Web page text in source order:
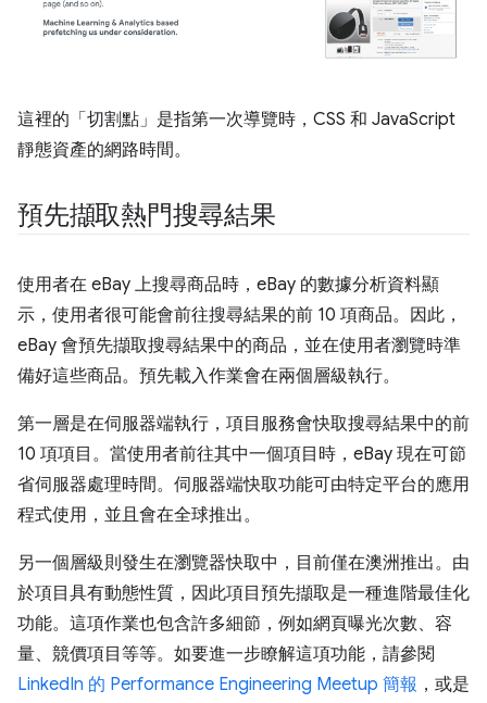
這裡的「切割點」是指第一次導覽時，CSS 和 JavaScript
靜態資產的網路時間。
預先擷取熱門搜尋結果
使用者在 eBay 上搜尋商品時，eBay 的數據分析資料顯
示，使用者很可能會前往搜尋結果的前 10 項商品。因此，
eBay 會預先擷取搜尋結果中的商品，並在使用者瀏覽時準
備好這些商品。預先載入作業會在兩個層級執行。
第一層是在伺服器端執行，項目服務會快取搜尋結果中的前
10 項項目。當使用者前往其中一個項目時，eBay 現在可節
省伺服器處理時間。伺服器端快取功能可由特定平台的應用
程式使用，並且會在全球推出。
另一個層級則發生在瀏覽器快取中，目前僅在澳洲推出。由
於項目具有動態性質，因此項目預先擷取是一種進階最佳化
功能。這項作業也包含許多細節，例如網頁曝光次數、容
量、競價項目等等。如要進一步瞭解這項功能，請參閱
LinkedIn 的 Performance Engineering Meetup 簡報 ，或是